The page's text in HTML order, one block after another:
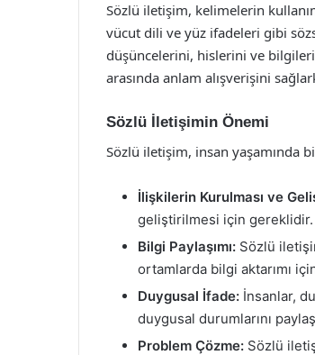
Sözlü iletişim, kelimelerin
vücut dili ve yüz ifadeleri gibi
düşüncelerini, hislerini ve
arasında anlam alışverişini
Sözlü İletişimin Önemi
Sözlü iletişim, insan yaşamında
İlişkilerin Kurulması ve
geliştirilmesi için gereklidir.
Bilgi Paylaşımı: Sözlü
ortamlarda bilgi aktarımı
Duygusal İfade: İnsanlar,
duygusal durumlarını
Problem Çözme: Sözlü